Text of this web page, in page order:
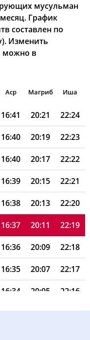
мусульман
График
составлен по
Изменить
можно в
Аср Магриб Иша
16:41 20:21 22:24
16:40 20:19 22:23
16:40 20:17 22:22
16:39 20:15 22:21
16:38 20:13 22:20
16:37 20:11 22:19
16:36 20:09 22:18
16:35 20:07 22:17
16:34 20:05 22:16
16:33 20:03 22:15